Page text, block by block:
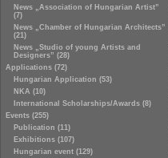
News „Association of Hungarian Artist”
(7)
News „Chamber of Hungarian Architects”
(21)
News „Studio of young Artists and
Designers” (28)
Applications (72)
Hungarian Application (53)
NKA (10)
International Scholarships/Awards (8)
Events (255)
Publication (11)
Exhibitions (107)
Hungarian event (129)